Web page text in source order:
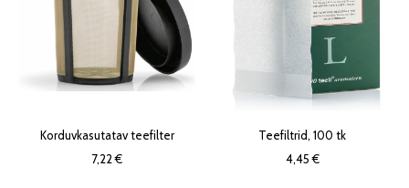
Korduvkasutatav teefilter
7,22 €
Teefiltrid, 100 tk
4,45 €